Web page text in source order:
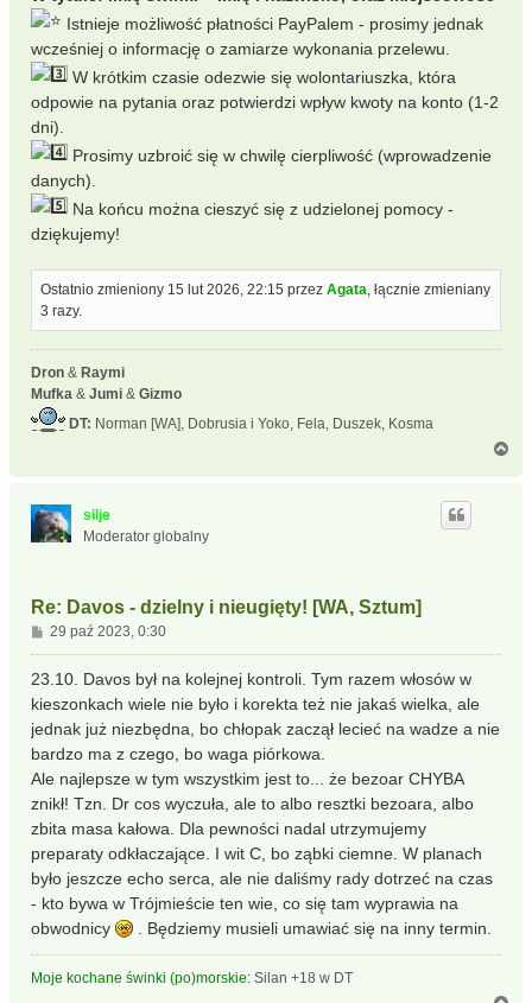
Istnieje możliwość płatności PayPalem - prosimy jednak
wcześniej o informację o zamiarze wykonania przelewu.
W krótkim czasie odezwie się wolontariuszka, która
odpowie na pytania oraz potwierdzi wpływ kwoty na konto (1-2
dni).
Prosimy uzbroić się w chwilę cierpliwość (wprowadzenie
danych).
Na końcu można cieszyć się z udzielonej pomocy -
dziękujemy!
Ostatnio zmieniony 15 lut 2026, 22:15 przez Agata, łącznie zmieniany
3 razy.
Dron & Raymi
Mufka & Jumi & Gizmo
DT: Norman [WA], Dobrusia i Yoko, Fela, Duszek, Kosma
silje
Moderator globalny
Re: Davos - dzielny i nieugięty! [WA, Sztum]
P
o
s
29 paź 2023, 0:30
23.10. Davos był na kolejnej kontroli. Tym razem włosów w
kieszonkach wiele nie było i korekta też nie jakaś wielka, ale
jednak już niezbędna, bo chłopak zaczął lecieć na wadze a nie
bardzo ma z czego, bo waga piórkowa.
Ale najlepsze w tym wszystkim jest to... że bezoar CHYBA
znikł! Tzn. Dr cos wyczuła, ale to albo resztki bezoara, albo
zbita masa kałowa. Dla pewności nadal utrzymujemy
preparaty odkłaczające. I wit C, bo ząbki ciemne. W planach
było jeszcze echo serca, ale nie daliśmy rady dotrzeć na czas
- kto bywa w Trójmieście ten wie, co się tam wyprawia na
obwodnicy
. Będziemy musieli umawiać się na inny termin.
Moje kochane świnki (po)morskie: Silan +18 w DT